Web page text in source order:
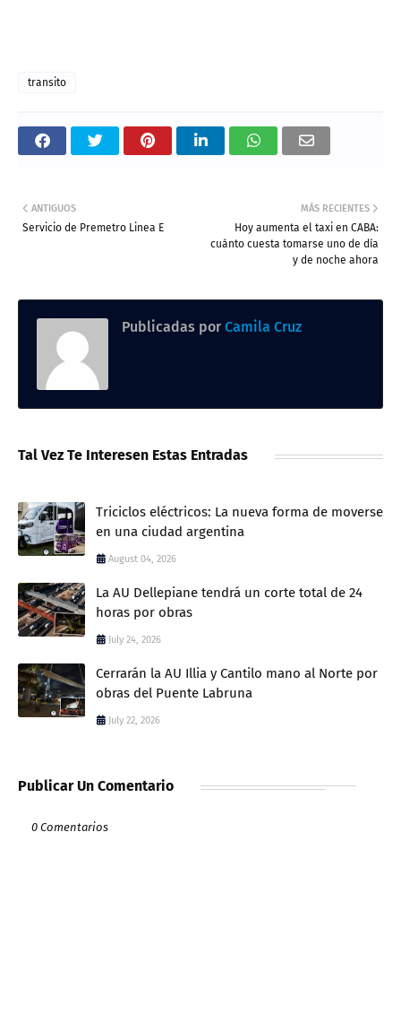
transito
MÁS RECIENTES
Hoy aumenta el taxi en CABA:
cuánto cuesta tomarse uno de día
y de noche ahora
ANTIGUOS
Servicio de Premetro Linea E
Publicadas por Camila Cruz
Tal Vez Te Interesen Estas Entradas
Triciclos eléctricos: La nueva forma de moverse
en una ciudad argentina
August 04, 2026
La AU Dellepiane tendrá un corte total de 24
horas por obras
July 24, 2026
Cerrarán la AU Illia y Cantilo mano al Norte por
obras del Puente Labruna
July 22, 2026
Publicar Un Comentario
0 Comentarios